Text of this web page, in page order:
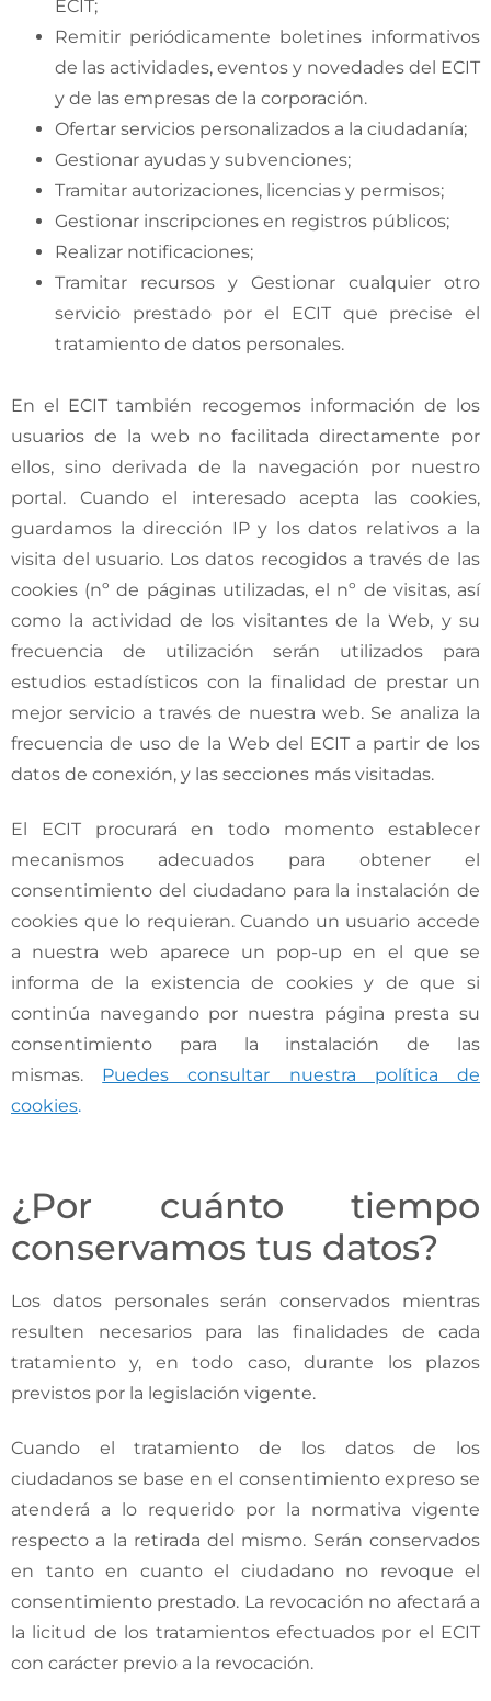
ECIT;
Remitir periódicamente boletines informativos
de las actividades, eventos y novedades del ECIT
y de las empresas de la corporación.
Ofertar servicios personalizados a la ciudadanía;
Gestionar ayudas y subvenciones;
Tramitar autorizaciones, licencias y permisos;
Gestionar inscripciones en registros públicos;
Realizar notificaciones;
Tramitar recursos y Gestionar cualquier otro
servicio prestado por el ECIT que precise el
tratamiento de datos personales.
En el ECIT también recogemos información de los
usuarios de la web no facilitada directamente por
ellos, sino derivada de la navegación por nuestro
portal. Cuando el interesado acepta las cookies,
guardamos la dirección IP y los datos relativos a la
visita del usuario. Los datos recogidos a través de las
cookies (nº de páginas utilizadas, el nº de visitas, así
como la actividad de los visitantes de la Web, y su
frecuencia de utilización serán utilizados para
estudios estadísticos con la finalidad de prestar un
mejor servicio a través de nuestra web. Se analiza la
frecuencia de uso de la Web del ECIT a partir de los
datos de conexión, y las secciones más visitadas.
El ECIT procurará en todo momento establecer
mecanismos adecuados para obtener el
consentimiento del ciudadano para la instalación de
cookies que lo requieran. Cuando un usuario accede
a nuestra web aparece un pop-up en el que se
informa de la existencia de cookies y de que si
continúa navegando por nuestra página presta su
consentimiento para la instalación de las
mismas. Puedes consultar nuestra política de
cookies.
¿Por cuánto tiempo
conservamos tus datos?
Los datos personales serán conservados mientras
resulten necesarios para las finalidades de cada
tratamiento y, en todo caso, durante los plazos
previstos por la legislación vigente.
Cuando el tratamiento de los datos de los
ciudadanos se base en el consentimiento expreso se
atenderá a lo requerido por la normativa vigente
respecto a la retirada del mismo. Serán conservados
en tanto en cuanto el ciudadano no revoque el
consentimiento prestado. La revocación no afectará a
la licitud de los tratamientos efectuados por el ECIT
con carácter previo a la revocación.